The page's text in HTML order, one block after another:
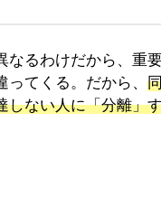
なるわけだから、重
てくる。だから、
しない人に「分離」